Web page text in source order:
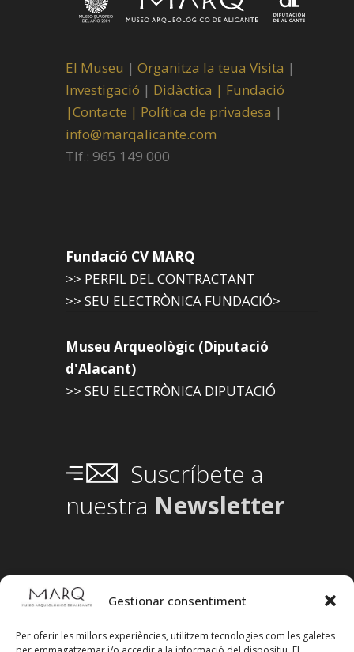
Gestionar consentiment
Per oferir les millors experiències, utilitzem tecnologies com les galetes
El Museu | Organitza la teua Visita |
Investigació | Didàctica | Fundació
|Contacte | Política de privadesa |
info@marqalicante.com
Tlf.: 965 149 000
Fundació CV MARQ
>> PERFIL DEL CONTRACTANT
>> SEU ELECTRÒNICA FUNDACIÓ>
Museu Arqueològic (Diputació
d'Alacant)
>> SEU ELECTRÒNICA DIPUTACIÓ
Suscríbete a
nuestra Newsletter